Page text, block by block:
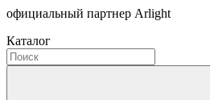
официальный партнер Arlight
Каталог